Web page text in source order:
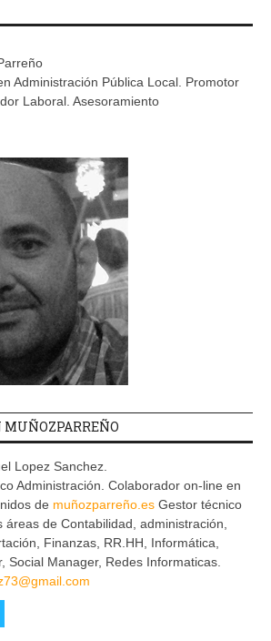
Administración Pública Local. Promotor
Laboral. Asesoramiento
MUÑOZPARREÑO
Lopez Sanchez.
Administración. Colaborador on-line en
de muñozparreño.es Gestor técnico
áreas de Contabilidad, administración,
Finanzas, RR.HH, Informática,
Social Manager, Redes Informaticas.